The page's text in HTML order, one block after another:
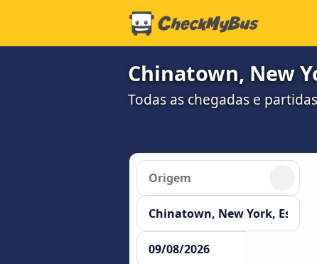
Chinatown, New
Todas as chegadas e